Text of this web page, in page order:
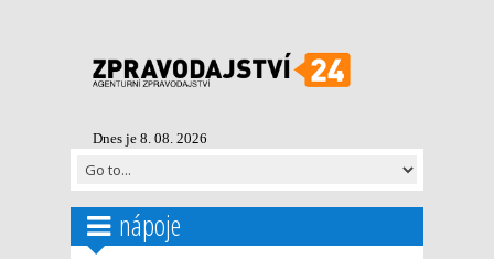
Dnes je 8. 08. 2026
nápoje